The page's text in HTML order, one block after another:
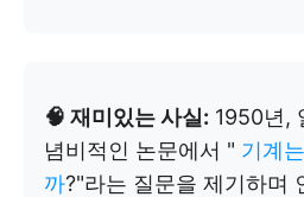
🧠 재미있는 사실: 1950년,
념비적인 논문에서 " 기계
까?"라는 질문을 제기하며